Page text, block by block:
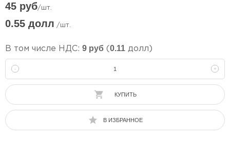
45 руб/шт.
0.55 долл /шт.
В том числе НДС: 9 руб ( 0.11 долл)
- +
КУПИТЬ
В ИЗБРАННОЕ